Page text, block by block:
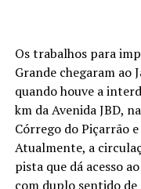
Os trabalhos para
Grande chegaram ao
quando houve a
km da Avenida JBD,
Córrego do Piçarrão
Atualmente, a
pista que dá acesso
com duplo sentido de